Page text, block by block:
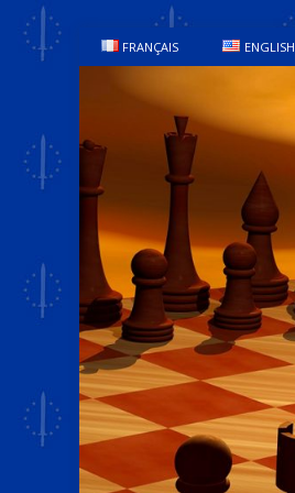
FRANÇAIS ENGLISH